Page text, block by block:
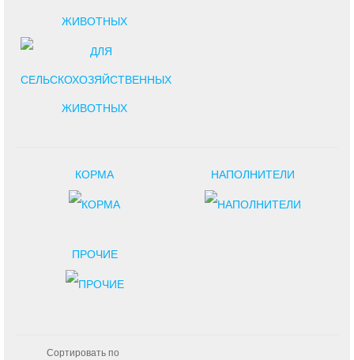
ЖИВОТНЫХ
КОРМА НАПОЛНИТЕЛИ
ПРОЧИЕ
Сортировать по